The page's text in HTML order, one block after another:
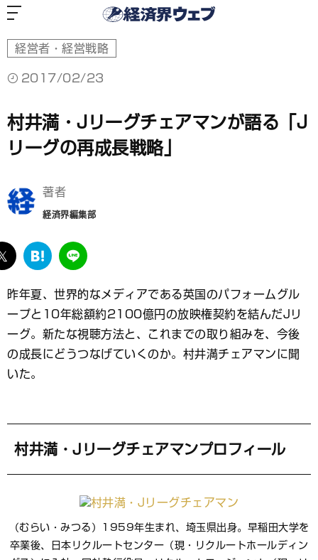
経営者・経営戦略
2017/02/23
村井満・Jリーグチェアマンが語る「J
リーグの再成長戦略」
著者
経済界編集部
twitter
は
な
ブ
ッ
ク
マ
ー
LINE
昨年夏、世界的なメディアである英国のパフォームグル
ープと10年総額約2100億円の放映権契約を結んだJリ
ーグ。新たな視聴方法と、これまでの取り組みを、今後
の成長にどうつなげていくのか。村井満チェアマンに聞
いた。
村井満・Jリーグチェアマンプロフィール
（むらい・みつる）1959年生まれ、埼玉県出身。早稲田大学を
卒業後、日本リクルートセンター（現・リクルートホールディン